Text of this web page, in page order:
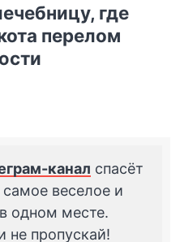
где
перелом
канал спасёт
веселое и
одном месте.
не пропускай!